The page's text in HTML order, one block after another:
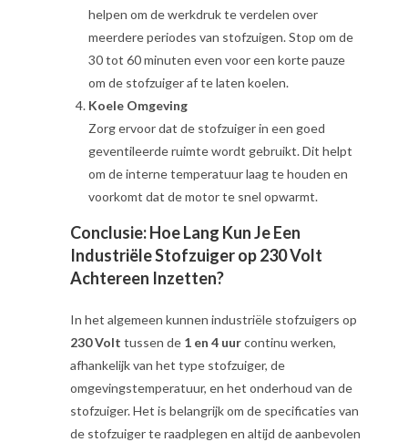
helpen om de werkdruk te verdelen over
meerdere periodes van stofzuigen. Stop om de
30 tot 60 minuten even voor een korte pauze
om de stofzuiger af te laten koelen.
Koele Omgeving
Zorg ervoor dat de stofzuiger in een goed
geventileerde ruimte wordt gebruikt. Dit helpt
om de interne temperatuur laag te houden en
voorkomt dat de motor te snel opwarmt.
Conclusie: Hoe Lang Kun Je Een
Industriële Stofzuiger op 230 Volt
Achtereen Inzetten?
In het algemeen kunnen industriële stofzuigers op
230 Volt tussen de 1 en 4 uurcontinu werken,
afhankelijk van het type stofzuiger, de
omgevingstemperatuur, en het onderhoud van de
stofzuiger. Het is belangrijk om de specificaties van
de stofzuiger te raadplegen en altijd de aanbevolen